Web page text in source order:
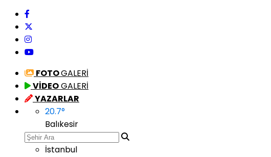
FOTOGALERİ
VİDEOGALERİ
YAZARLAR
20.7°
Balıkesir
İstanbul